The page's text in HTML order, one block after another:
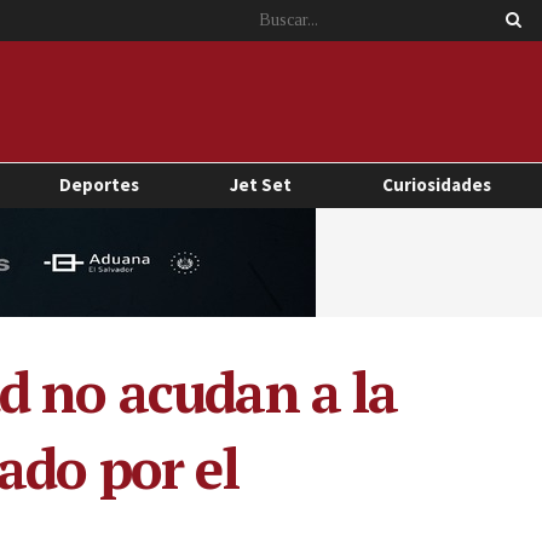
Deportes Jet Set Curiosidades
no acudan a la
por el